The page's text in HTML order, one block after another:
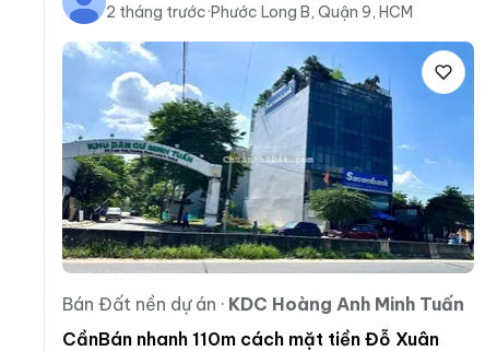
2 tháng trước·Phước Long B, Quận 9, HCM
Bán Đất nền dự án · KDC Hoàng Anh Minh Tuấn
CầnBán nhanh 110m cách mặt tiền Đỗ Xuân